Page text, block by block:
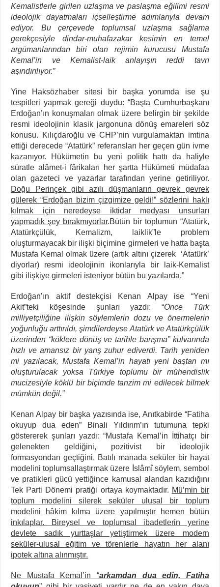
Kemalistlerle girilen uzlaşma ve paslaşma eğilimi resmi
ideolojik dayatmaları içselleştirme adımlarıyla devam
ediyor. Bu çerçevede toplumsal uzlaşma sağlama
gerekçesiyle dindar-muhafazakar kesimin en temel
argümanlarından biri olan rejimin kurucusu Mustafa
Kemal’in ve Kemalist-laik anlayışın reddi tavrı
aşındırılıyor.”
Yine Haksözhaber sitesi bir başka yorumda ise şu
tespitleri yapmak gereği duydu: “Başta Cumhurbaşkanı
Erdoğan’ın konuşmaları olmak üzere belirgin bir şekilde
resmi ideolojinin klasik jargonuna dönüş emareleri söz
konusu. Kılıçdaroğlu ve CHP’nin vurgulamaktan imtina
ettiği derecede “Atatürk” referansları her geçen gün ivme
kazanıyor. Hükümetin bu yeni politik hattı da haliyle
süratle alâmet-i fârikaları her şartta Hükümeti müdafaa
olan gazeteci ve yazarlar tarafından yerine getiriliyor.
Doğu Perinçek gibi azılı düşmanların gevrek gevrek
gülerek “Erdoğan bizim çizgimize geldi!” sözlerini haklı
kılmak için neredeyse iktidar medyası unsurları
yapmadık şey bırakmıyorlar.Bütün bir toplumun “Atatürk,
Atatürkçülük, Kemalizm, laiklik”le problem
oluşturmayacak bir ilişki biçimine girmeleri ve hatta başta
Mustafa Kemal olmak üzere (artık altını çizerek ‘Atatürk’
diyorlar) resmi ideolojinin ikonlarıyla bir laik-Kemalist
gibi ilişkiye girmeleri isteniyor bütün bu yazılarda.”
Erdoğan’ın aktif destekçisi Kenan Alpay ise “Yeni
Akit”teki köşesinde şunları yazdı: “Önce Türk
milliyetçiliğine ilişkin söylemlerin dozu ve önermelerin
yoğunluğu arttırıldı, şimdilerdeyse Atatürk ve Atatürkçülük
üzerinden “köklere dönüş ve tarihle barışma” kulvarında
hızlı ve amansız bir yarış zuhur ediverdi. Tarih yeniden
mi yazılacak, Mustafa Kemal’in hayatı yeni baştan mı
oluşturulacak yoksa Türkiye toplumu bir mühendislik
mucizesiyle köklü bir biçimde tanzim mi edilecek bilmek
mümkün değil.”
Kenan Alpay bir başka yazısında ise, Anıtkabirde “Fatiha
okuyup dua eden” Binali Yıldırım’ın tutumuna tepki
göstererek şunları yazdı: “Mustafa Kemal’in İttihatçı bir
gelenekten geldiğini, pozitivist bir ideolojik
formasyondan geçtiğini, Batılı manada seküler bir hayat
modelini toplumsallaştırmak üzere İslâmî söylem, sembol
ve pratikleri gücü yettiğince kamusal alandan kazıdığını
Tek Parti Dönemi pratiği ortaya koymaktadır. Mü’min bir
toplum modelini silerek seküler ulusal bir toplum
modelini hâkim kılma üzere yapılmıştır hemen bütün
inkılaplar. Bireysel ve toplumsal ibadetlerin yerine
devlete sadık yurttaşlar yetiştirmek üzere modern
seküler-ulusal eğitim ve törenlerle hayatın her alanı
ipotek altına alınmıştır.
Ne Mustafa Kemal’in “arkamdan dua edin, Fatiha